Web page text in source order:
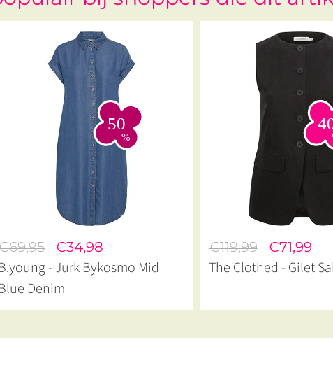
€34,98
- Jurk Bykosmo Mid
Denim
€119,99 €71,99
The Clothed - Gilet